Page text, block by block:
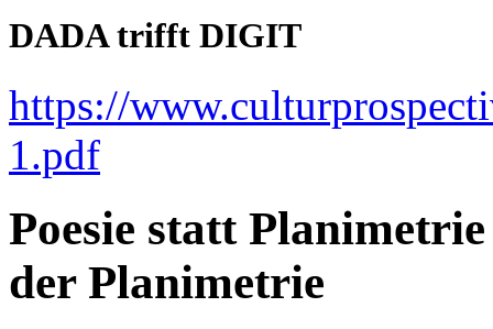
DADA trifft DIGIT
https://
1.pdf
Poesie statt
der Planimetrie